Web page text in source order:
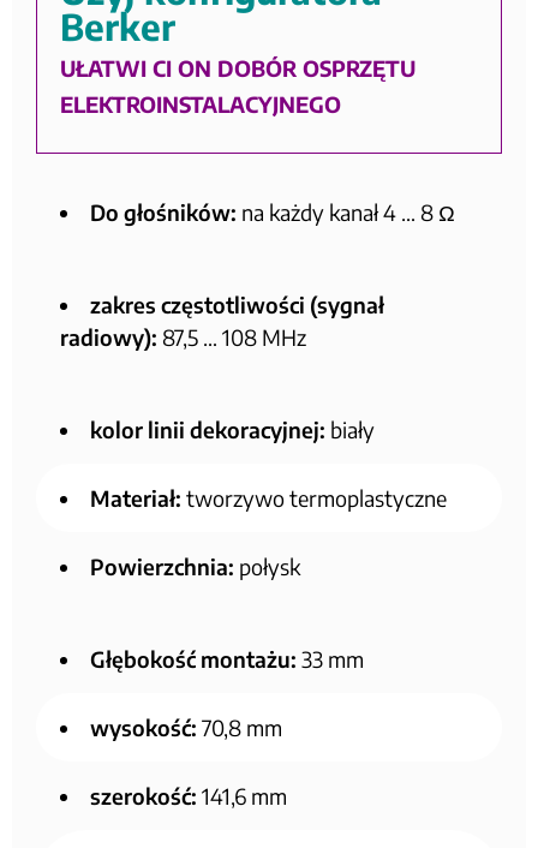
Berker
UŁATWI CI ON DOBÓR OSPRZĘTU
ELEKTROINSTALACYJNEGO
Do głośników: na każdy kanał 4 … 8 Ω
zakres częstotliwości (sygnał
radiowy): 87,5 … 108 MHz
kolor linii dekoracyjnej: biały
Materiał: tworzywo termoplastyczne
Powierzchnia: połysk
Głębokość montażu: 33 mm
wysokość: 70,8 mm
szerokość: 141,6 mm